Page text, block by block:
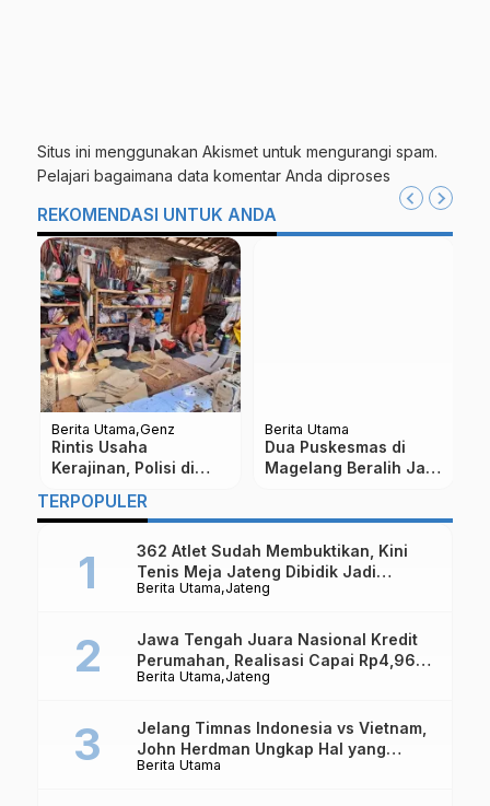
Situs ini menggunakan Akismet untuk mengurangi spam.
Pelajari bagaimana data komentar Anda diproses
REKOMENDASI UNTUK ANDA
Berita Utama Genz
Rintis Usaha
Kerajinan, Polisi di
Pasar Nasional
Berita Utama
Dua Puskesmas di
Magelang Beralih Jadi
TERPOPULER
Berita Utama Jateng
362 Atlet Sudah Membuktikan, Kini
Tenis Meja Jateng Dibidik Jadi
Kekuatan Nasional
Berita Utama Jateng
Jawa Tengah Juara Nasional Kredit
Perumahan, Realisasi Capai Rp4,96
Triliun
Berita Utama
Jelang Timnas Indonesia vs Vietnam,
John Herdman Ungkap Hal yang
Dipertaruhkan